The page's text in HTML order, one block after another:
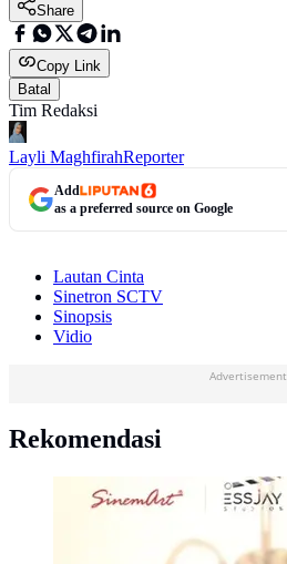
Share
Copy Link
Batal
Tim Redaksi
Layli MaghfirahReporter
Add
as a preferred source on Google
Lautan Cinta
Sinetron SCTV
Sinopsis
Vidio
Advertisement
Rekomendasi